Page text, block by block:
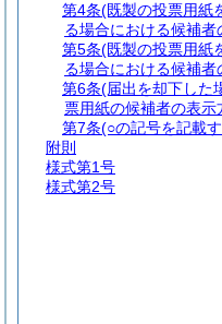
第4条(既製の投票用紙
る場合における候補者
第5条(既製の投票用紙
る場合における候補者
第6条(届出を却下した
票用紙の候補者の表示
第7条(○の記号を記載
附則
様式第1号
様式第2号